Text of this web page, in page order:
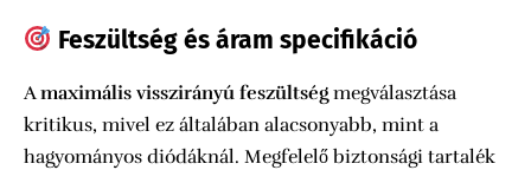
Feszültség és áram specifikáció
Amaximális visszirányú feszültség megválasztása
kritikus, mivel ez általában alacsonyabb, mint a
hagyományos diódáknál. Megfelelő biztonsági tartalék